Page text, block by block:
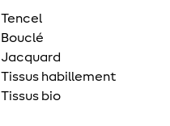
Tencel
Bouclé
Jacquard
Tissus habillement
Tissus bio